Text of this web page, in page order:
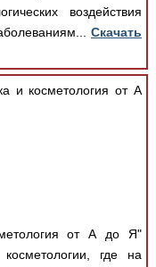
воздействия
Скачать
и косметология от А
от А до Я"
где на